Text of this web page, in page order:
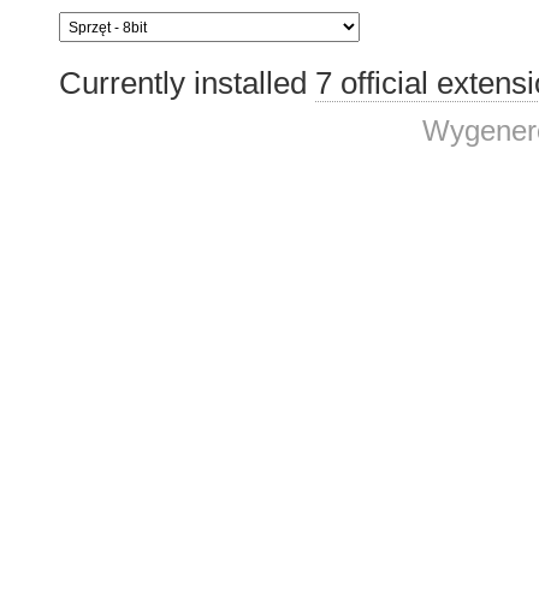
Currently installed 7 official